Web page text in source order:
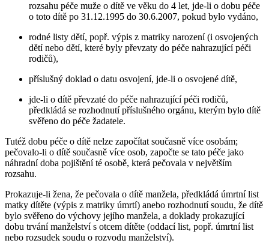
rozsahu péče muže o dítě ve věku do 4 let, jde-li o dobu péče
o toto dítě po 31.12.1995 do 30.6.2007, pokud bylo vydáno,
rodné listy dětí, popř. výpis z matriky narození (i osvojených
dětí nebo dětí, které byly převzaty do péče nahrazující péči
rodičů),
příslušný doklad o datu osvojení, jde-li o osvojené dítě,
jde-li o dítě převzaté do péče nahrazující péči rodičů,
předkládá se rozhodnutí příslušného orgánu, kterým bylo dítě
svěřeno do péče žadatele.
Tutéž dobu péče o dítě nelze započítat současně více osobám;
pečovalo-li o dítě současně více osob, započte se tato péče jako
náhradní doba pojištění té osobě, která pečovala v největším
rozsahu.
Prokazuje-li žena, že pečovala o dítě manžela, předkládá úmrtní list
matky dítěte (výpis z matriky úmrtí) anebo rozhodnutí soudu, že dítě
bylo svěřeno do výchovy jejího manžela, a doklady prokazující
dobu trvání manželství s otcem dítěte (oddací list, popř. úmrtní list
nebo rozsudek soudu o rozvodu manželství).